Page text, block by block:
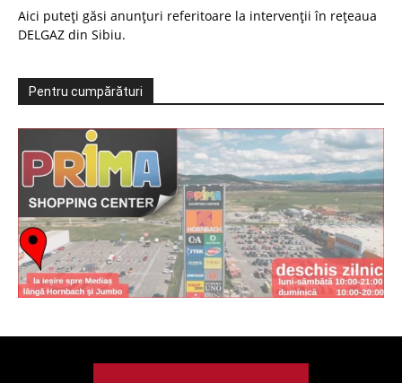
Aici puteți găsi anunțuri referitoare la intervenții în rețeaua
DELGAZ din Sibiu.
Pentru cumpărături